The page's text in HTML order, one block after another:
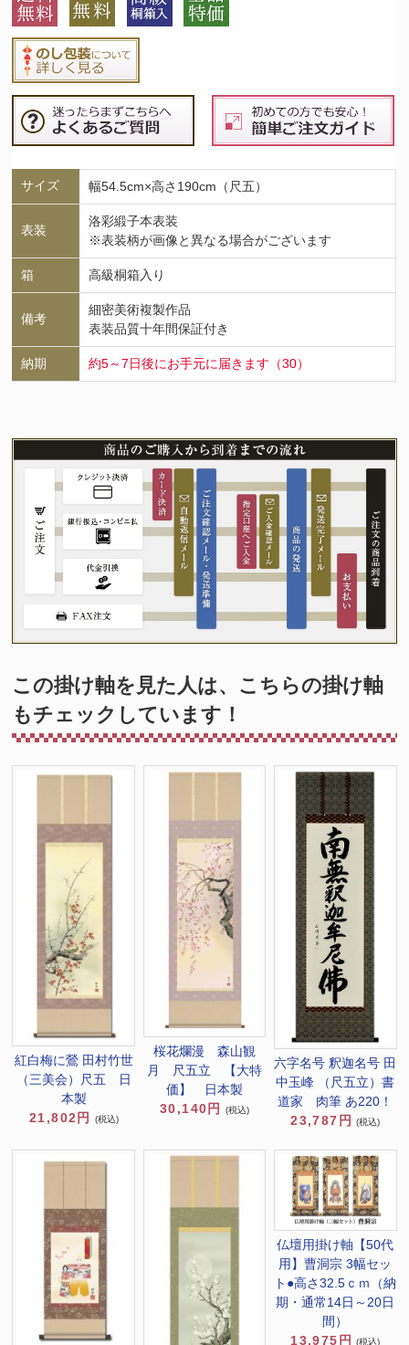
サイズ 幅54.5cm×高さ190cm（尺五）
表装
洛彩緞子本表装
※表装柄が画像と異なる場合がございます
箱 高級桐箱入り
備考
細密美術複製作品
表装品質十年間保証付き
納期 約5～7日後にお手元に届きます（30）
この掛け軸を見た人は、こちらの掛け軸
もチェックしています！
紅白梅に鶯 田村竹世
（三美会）尺五 日
本製
21,802円
(税込)
桜花爛漫 森山観
月 尺五立 【大特
価】 日本製
30,140円
(税込)
六字名号 釈迦名号 田
中玉峰 （尺五立）書
道家 肉筆 あ220！
23,787円
(税込)
仏壇用掛け軸【50代
用】曹洞宗 3幅セッ
ト●高さ32.5ｃｍ（納
期・通常14日～20日
間）
13,975円
(税込)